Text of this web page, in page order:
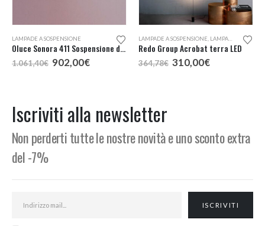
LAMPADE A SOSPENSIONE
Oluce Sonora 411 Sospensione d. 50
1.061,40€ Il
prezzo
902,00€Il
LAMPADE A SOSPENSIONE LAMPADE DA TERRA
Redo Group Acrobat terra LED
364,78€ Il
prezzo
310,00€Il
Iscriviti alla newsletter
Non perderti tutte le nostre novità e uno sconto extra
del -7%